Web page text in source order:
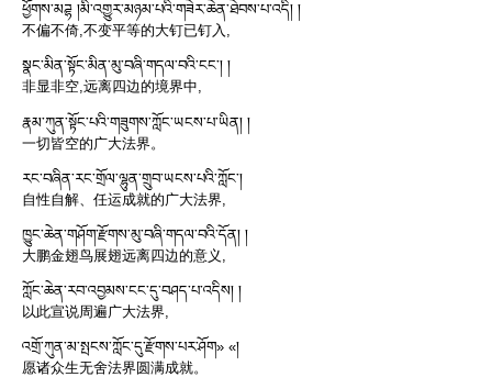
ཕྱོགས་མཌྷ །མི་འགྱུར་མཉམ་པའི་གཟེར་ཆེན་ཐེབས་པ་འདི། །
不偏不倚,不变平等的大钉已钉入,
སྣང་མིན་སྟོང་མིན་མུ་བཞི་གདལ་བའི་ངང༌། །
非显非空,远离四边的境界中,
རྣམ་ཀུན་སྟོང་པའི་གཟུགས་ཀློང་ཡངས་པ་ཡིན། །
一切皆空的广大法界。
རང་བཞིན་རང་གྲོལ་ལྷུན་གྲུབ་ཡངས་པའི་ཀློང༌།
自性自解、任运成就的广大法界,
ཁྱུང་ཆེན་གཤོག་རྫོགས་མུ་བཞི་གདལ་བའི་དོན། །
大鹏金翅鸟展翅远离四边的意义,
ཀློང་ཆེན་རབ་འབྱམས་ངང་དུ་བཤད་པ་འདིས། །
以此宣说周遍广大法界,
འགྲོ་ཀུན་མ་སྤངས་ཀློང་དུ་རྫོགས་པར་ཤོག» «།
愿诸众生无舍法界圆满成就。